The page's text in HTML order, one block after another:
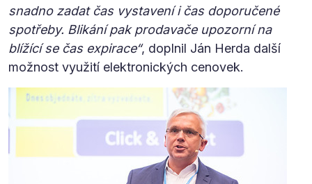
snadno zadat čas vystavení i čas doporučené
spotřeby. Blikání pak prodavače upozorní na
blížící se čas expirace“, doplnil Ján Herda další
možnost využití elektronických cenovek.